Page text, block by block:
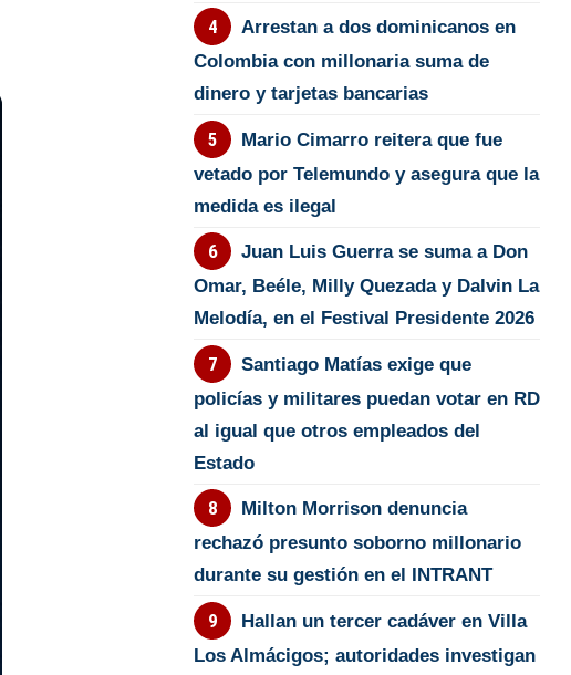
Arrestan a dos dominicanos en
Colombia con millonaria suma de
dinero y tarjetas bancarias
Mario Cimarro reitera que fue
vetado por Telemundo y asegura que la
medida es ilegal
Juan Luis Guerra se suma a Don
Omar, Beéle, Milly Quezada y Dalvin La
Melodía, en el Festival Presidente 2026
Santiago Matías exige que
policías y militares puedan votar en RD
al igual que otros empleados del
Estado
Milton Morrison denuncia
rechazó presunto soborno millonario
durante su gestión en el INTRANT
Hallan un tercer cadáver en Villa
Los Almácigos; autoridades investigan